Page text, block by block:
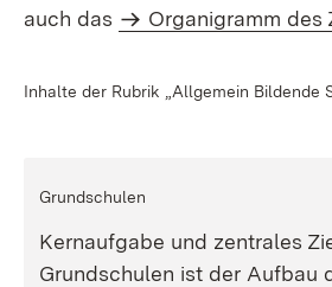
auch das
Organigramm des
Inhalte der Rubrik „Allgemein Bildende
Grundschulen
Kernaufgabe und zentrales
Grundschulen ist der Aufbau